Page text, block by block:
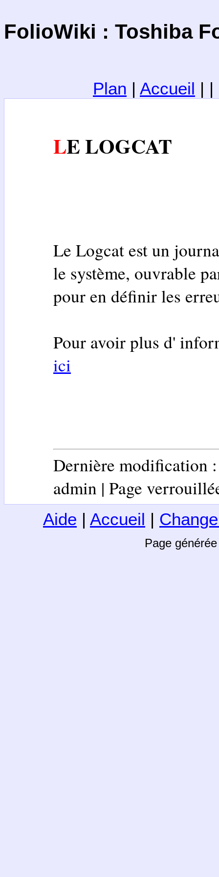
FolioWiki : Toshiba
Plan | Accueil | |
LE LOGCAT
Le Logcat est un
le système, ouvrable
pour en définir les
Pour avoir plus d'
ici
Dernière modification
admin | Page
Aide | Accueil |
Page